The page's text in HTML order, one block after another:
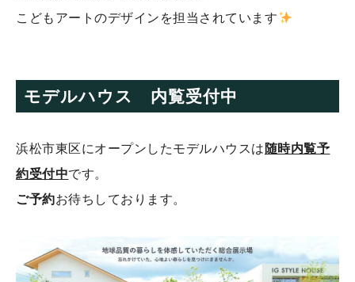
こどもアートのデザインを担当されています
モデルハウス 内覧受付中
浜松市東区にオープンしたモデルハウスは 随時内覧予
約受付中です。
ご予約お待ちしております。